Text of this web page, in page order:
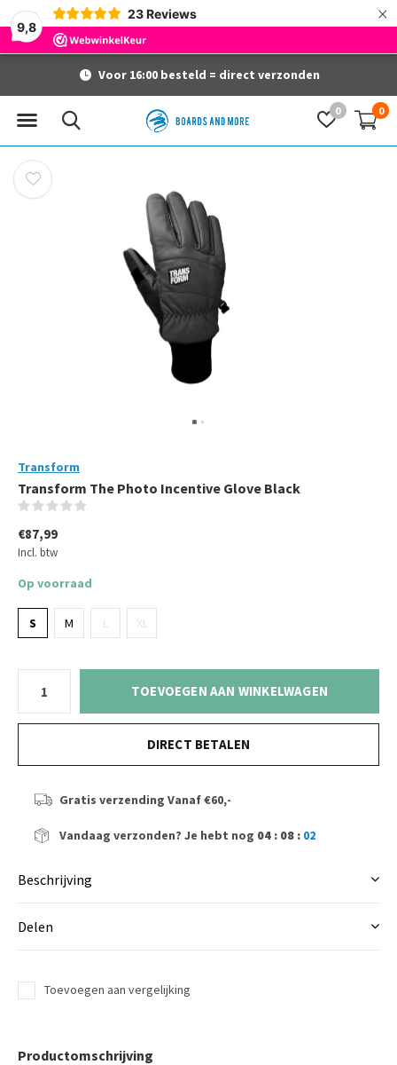
9,8
23 Reviews ×
0 0
Voor 16:00 besteld = direct verzonden
Transform
Transform The Photo Incentive Glove Black
€87,99
Incl. btw
Op voorraad
S M L XL
TOEVOEGEN AAN WINKELWAGEN
DIRECT BETALEN
Gratis verzending Vanaf €60,-
Vandaag verzonden? Je hebt nog 04 : 08 : 01
Beschrijving
Delen
Toevoegen aan vergelijking
Productomschrijving